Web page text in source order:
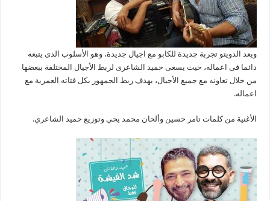
ويعد الدويتو تجربة جديدة للكابو مع اجيال جديدة، وهو الأسلوب الذى يتبعه
دائما فى اعماله، حيث يسعى حميد الشاعرى لربط الأجيال المختلفة ببعضها
من خلال تعاونه مع جميع الأجيال، بهدف ربط الجمهور بكل فئاته العمرية مع
اعماله.
الأغنية من كلمات تامر حسين وألحان محمد يحي وتوزيع حميد الشاعري.